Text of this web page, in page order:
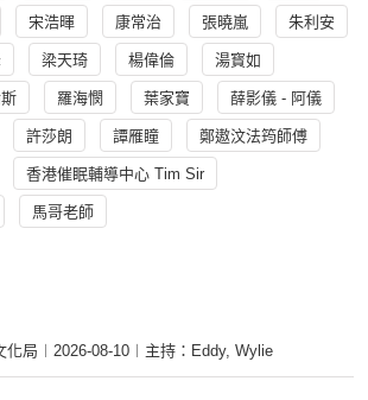
宋浩暉 康常治 張曉嵐 朱利安
梁天琦 楊偉倫 湯寳如
羅海憫 葉家寶 薛影儀 - 阿儀
許莎朗 譚雁瞳 鄭遨汶法筠師傅
香港催眠輔導中心 Tim Sir
馬哥老師
化局︱2026-08-10︱主持：Eddy, Wylie